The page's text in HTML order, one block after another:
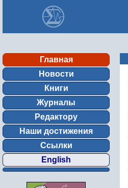
Главная
Новости
Книги
Журналы
Редактору
Наши достижения
Ссылки
English